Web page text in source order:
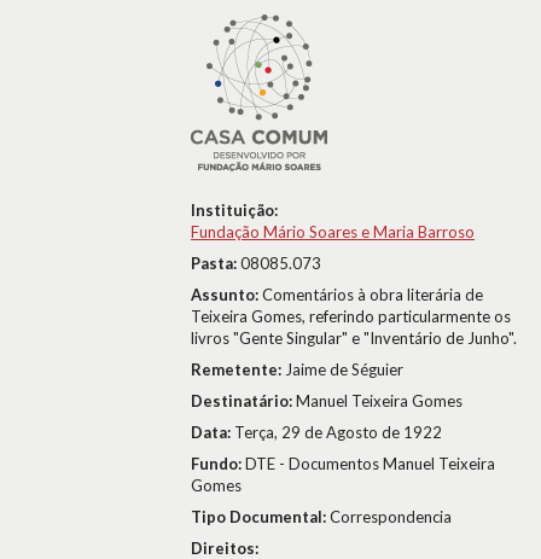
Instituição:
Fundação Mário Soares e Maria Barroso
Pasta:08085.073
Assunto:Comentários à obra literária de
Teixeira Gomes, referindo particularmente os
livros "Gente Singular" e "Inventário de Junho".
Remetente: Jaime de Séguier
Destinatário:Manuel Teixeira Gomes
Data: Terça, 29 de Agosto de 1922
Fundo:DTE - Documentos Manuel Teixeira
Gomes
Tipo Documental:Correspondencia
Direitos: